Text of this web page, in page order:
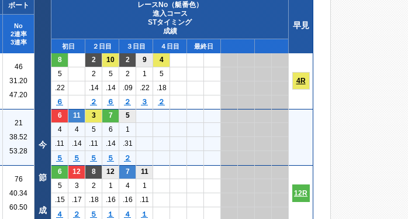
ボート
レースNo（艇番色）
進入コース
STタイミング
成績
早見
No
2連率
3連率
初日 ２日目 ３日目 ４日目 最終日
46
31.20
47.20
8 2 10 2 9 4
4R
5 2 5 2 1
5
.22
.14 .14 .09 .22
.18
６
２ ６ ２ ３ ２
21
38.52
53.28
6 11 3 7
5
4
4 5 6
1
.11
.14 .11 .14
.31
５
５ ５ ５ ２
76
40.34
60.50
6 12 8 12 7 11
12R
5 3 2 1 4
1
.15
.17 .18 .16 .16
.11
４
２ ５ １ ４ １
今
節
成